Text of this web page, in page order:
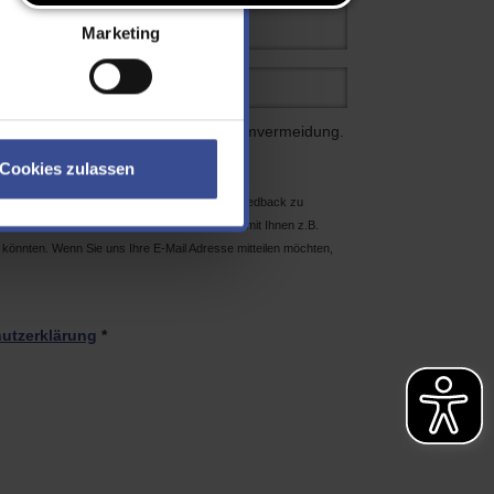
Marketing
Cookies zulassen
ein. Dies dient der Spamvermeidung.
da wir die “Hemmschwelle” für Sie, uns ein Feedback zu
wäre es schön, wenn wir bei Bedarf mit Ihnen z.B.
Wenn Sie uns Ihre E-Mail Adresse mitteilen möchten,
*